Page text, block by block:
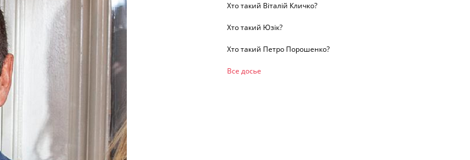
Хто такий Віталій Кличко?
Хто такий Юзік?
Хто такий Петро Порошенко?
Все досье